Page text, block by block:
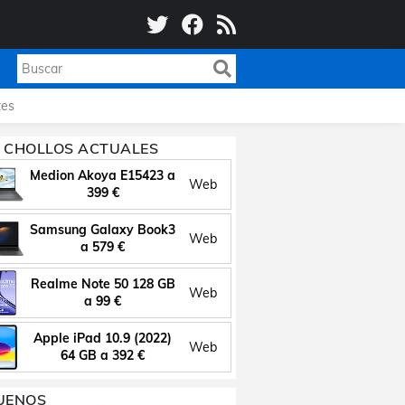
CHOLLOS ACTUALES
Medion Akoya E15423 a
399 €
Web
Samsung Galaxy Book3
a 579 €
Web
Realme Note 50 128 GB
a 99 €
Web
Apple iPad 10.9 (2022)
64 GB a 392 €
Web